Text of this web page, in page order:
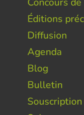
Éditions
Diffusion
Agenda
Blog
Bulletin